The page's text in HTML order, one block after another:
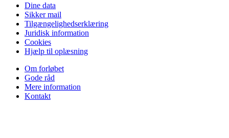
Dine data
Sikker mail
Tilgængelighedserklæring
Juridisk information
Cookies
Hjælp til oplæsning
Om forløbet
Gode råd
Mere information
Kontakt